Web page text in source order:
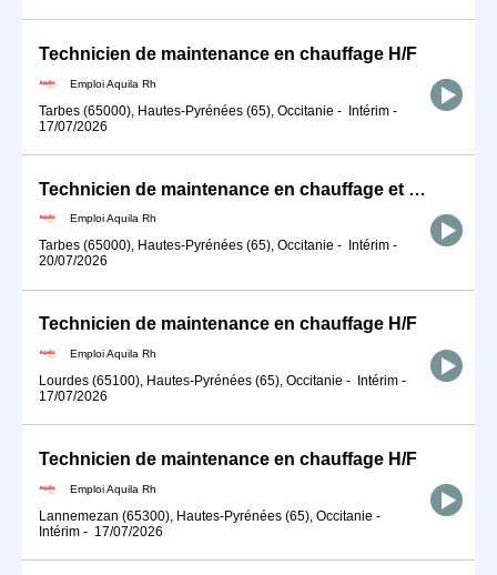
Technicien de maintenance en chauffage H/F
Emploi Aquila Rh
Tarbes (65000), Hautes-Pyrénées (65), Occitanie - Intérim -
17/07/2026
Technicien de maintenance en chauffage et climatisation H/F
Emploi Aquila Rh
Tarbes (65000), Hautes-Pyrénées (65), Occitanie - Intérim -
20/07/2026
Technicien de maintenance en chauffage H/F
Emploi Aquila Rh
Lourdes (65100), Hautes-Pyrénées (65), Occitanie - Intérim -
17/07/2026
Technicien de maintenance en chauffage H/F
Emploi Aquila Rh
Lannemezan (65300), Hautes-Pyrénées (65), Occitanie -
Intérim - 17/07/2026